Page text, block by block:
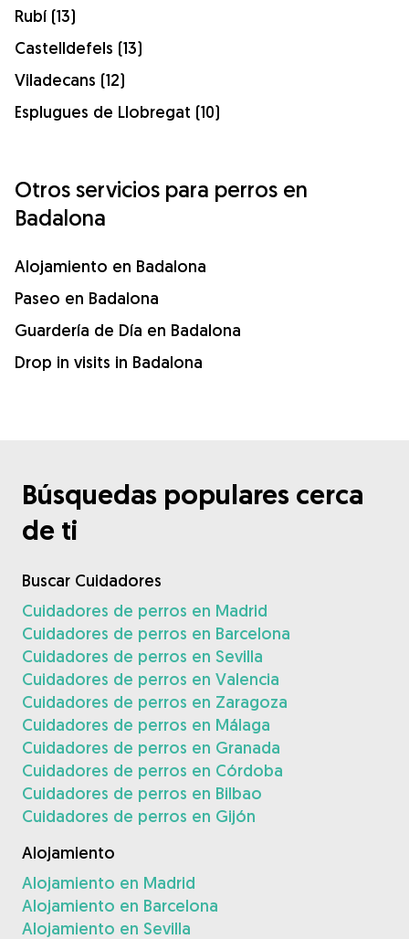
Rubí (13)
Castelldefels (13)
Viladecans (12)
Esplugues de Llobregat (10)
Otros servicios para perros en
Badalona
Alojamiento en Badalona
Paseo en Badalona
Guardería de Día en Badalona
Drop in visits in Badalona
Búsquedas populares cerca
de ti
Buscar Cuidadores
Cuidadores de perros en Madrid
Cuidadores de perros en Barcelona
Cuidadores de perros en Sevilla
Cuidadores de perros en Valencia
Cuidadores de perros en Zaragoza
Cuidadores de perros en Málaga
Cuidadores de perros en Granada
Cuidadores de perros en Córdoba
Cuidadores de perros en Bilbao
Cuidadores de perros en Gijón
Alojamiento
Alojamiento en Madrid
Alojamiento en Barcelona
Alojamiento en Sevilla